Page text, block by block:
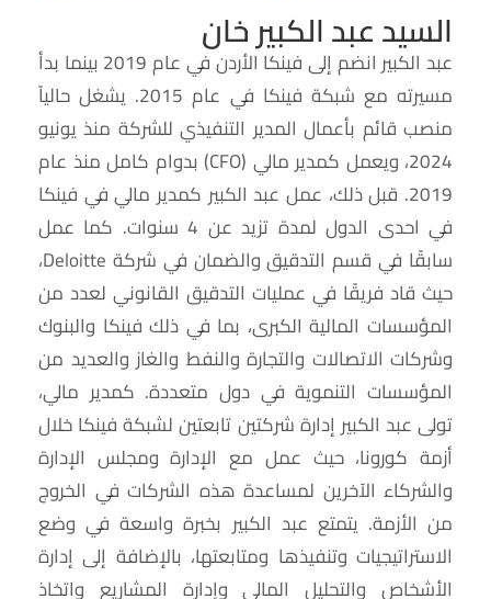
السيد عبد الكبير خان
عبد الكبير انضم إلى فينكا الأردن في عام 2019 بينما بدأ
مسيرته مع شبكة فينكا في عام 2015. يشغل حالياً
منصب قائم بأعمال المدير التنفيذي للشركة منذ يونيو
2024، ويعمل كمدير مالي (CFO) بدوام كامل منذ عام
2019. قبل ذلك، عمل عبد الكبير كمدير مالي في فينكا
في احدى الدول لمدة تزيد عن 4 سنوات. كما عمل
سابقًا في قسم التدقيق والضمان في شركة Deloitte،
حيث قاد فريقًا في عمليات التدقيق القانوني لعدد من
المؤسسات المالية الكبرى، بما في ذلك فينكا والبنوك
وشركات الاتصالات والتجارة والنفط والغاز والعديد من
المؤسسات التنموية في دول متعددة. كمدير مالي،
تولى عبد الكبير إدارة شركتين تابعتين لشبكة فينكا خلال
أزمة كورونا، حيث عمل مع الإدارة ومجلس الإدارة
والشركاء الآخرين لمساعدة هذه الشركات في الخروج
من الأزمة. يتمتع عبد الكبير بخبرة واسعة في وضع
الاستراتيجيات وتنفيذها ومتابعتها، بالإضافة إلى إدارة
الأشخاص والتحليل المالي وإدارة المشاريع واتخاذ